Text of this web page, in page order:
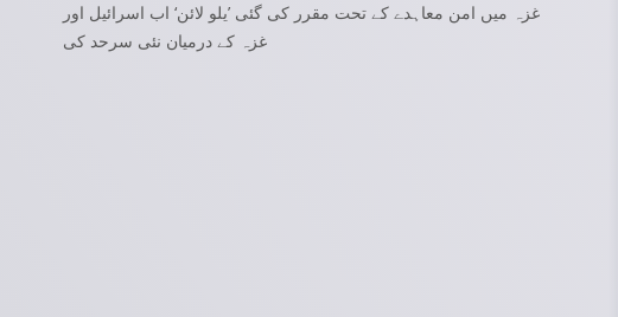
غزہ میں امن معاہدے کے تحت مقرر کی گئی ’یلو لائن‘ اب اسرائیل اور
غزہ کے درمیان نئی سرحد کی